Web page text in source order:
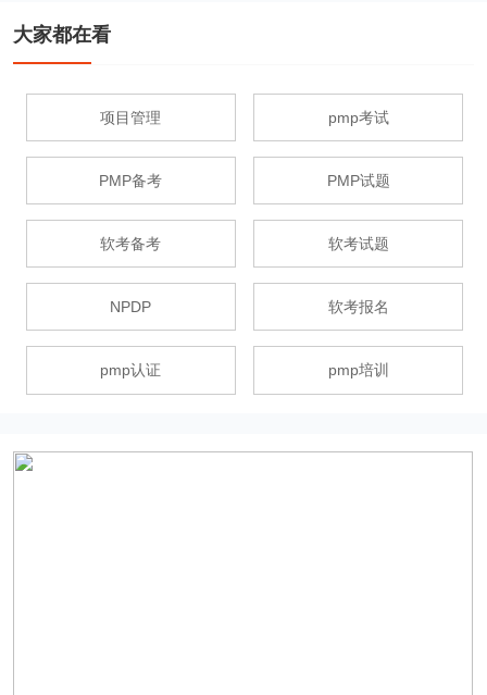
大家都在看
项目管理 pmp考试
PMP备考 PMP试题
软考备考 软考试题
NPDP 软考报名
pmp认证 pmp培训